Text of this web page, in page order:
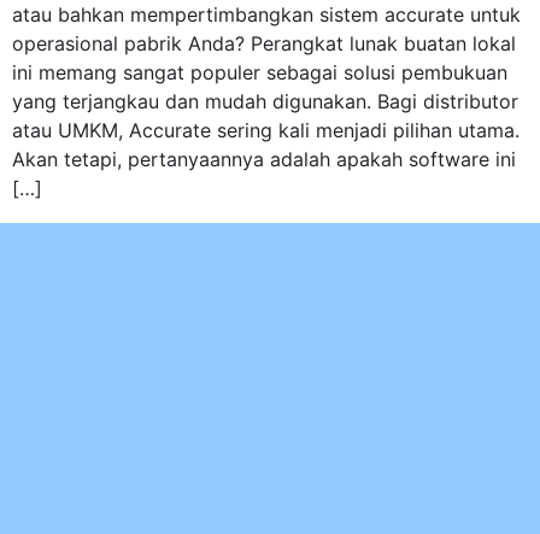
atau bahkan mempertimbangkan sistem accurate untuk
operasional pabrik Anda? Perangkat lunak buatan lokal
ini memang sangat populer sebagai solusi pembukuan
yang terjangkau dan mudah digunakan. Bagi distributor
atau UMKM, Accurate sering kali menjadi pilihan utama.
Akan tetapi, pertanyaannya adalah apakah software ini
[…]